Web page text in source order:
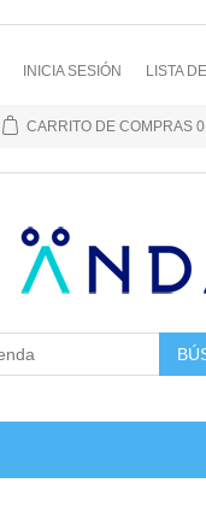
INICIA SESIÓN LISTA
CARRITO DE COMPRAS 0